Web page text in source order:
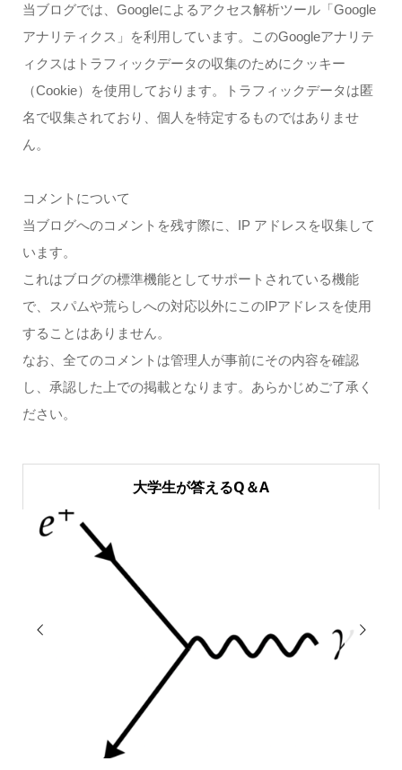
当ブログでは、Googleによるアクセス解析ツール「Google
アナリティクス」を利用しています。このGoogleアナリテ
ィクスはトラフィックデータの収集のためにクッキー
（Cookie）を使用しております。トラフィックデータは匿
名で収集されており、個人を特定するものではありませ
ん。
コメントについて
当ブログへのコメントを残す際に、IP アドレスを収集して
います。
これはブログの標準機能としてサポートされている機能
で、スパムや荒らしへの対応以外にこのIPアドレスを使用
することはありません。
なお、全てのコメントは管理人が事前にその内容を確認
し、承認した上での掲載となります。あらかじめご了承く
ださい。
大学生が答えるQ＆A
 